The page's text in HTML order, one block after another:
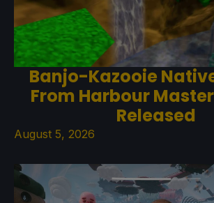
Banjo-Kazooie
From Harbour
Released
August 5, 2026